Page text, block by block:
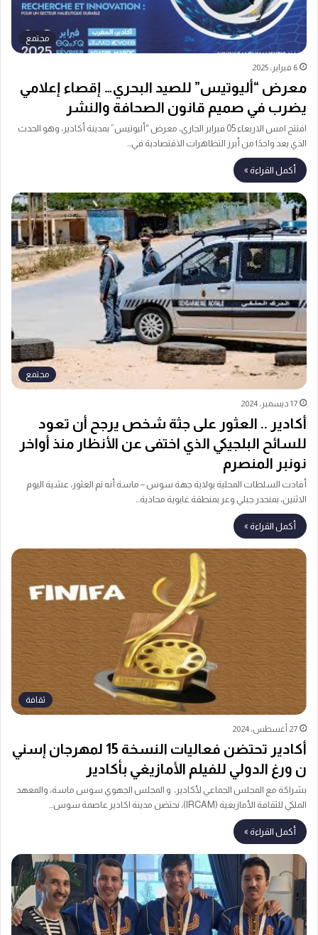
مجتمع
6 فبراير، 2025
معرض “أليوتيس” للصيد البحري… إقصاء إعلامي
يضرب في صميم قانون الصحافة والنشر
افتتح امس الاربعاء 05 فبراير الجاري، معرض “أليوتيس” بمدينة أكادير، وهو الحدث
الذي يعد واحدًا من أبرز التظاهرات الاقتصادية في…
أكمل القراءة »
مجتمع
17 ديسمبر، 2024
أكادير .. العثور على جثة شخص يرجح أن تعود
للسائح البلجيكي الذي اختفى عن الأنظار منذ أواخر
نونبر المنصرم
أفادت السلطات المحلية بولاية جهة سوس – ماسة أنه تم العثور، عشية اليوم
الاثنين، بمنحدر جبلي وعر بمنطقة غابوية محاذية…
أكمل القراءة »
ثقافة
27 أغسطس، 2024
أكادير تحتضن فعاليات النسخة 15 لمهرجان إسني
ن ورغ الدولي للفيلم الأمازيغي بأكادير
بشراكة مع المجلس الجماعي لأكادير، و المجلس الجهوي سوس ماسة، والمعهد
الملكي للثقافة الأمازيغية (IRCAM)، نحتضن مدينة اكادير عاصمة سوس…
أكمل القراءة »